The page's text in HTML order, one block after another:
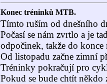
Konec tréninků MTB.
Tímto ruším od dnešního
Počasí se nám zvrtlo a je
odpočinek, takže do
Od listopadu začne zimní
Tréninky pokračují pro
Pokud se bude chtít někdo